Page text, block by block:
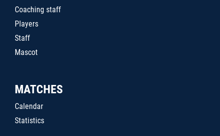
Coaching staff
Players
Staff
Mascot
MATCHES
Calendar
Statistics